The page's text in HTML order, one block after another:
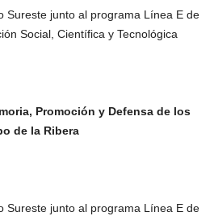
Sureste junto al programa Línea E de
Social, Científica y Tecnológica
Promoción y Defensa de los
de la Ribera
Sureste junto al programa Línea E de